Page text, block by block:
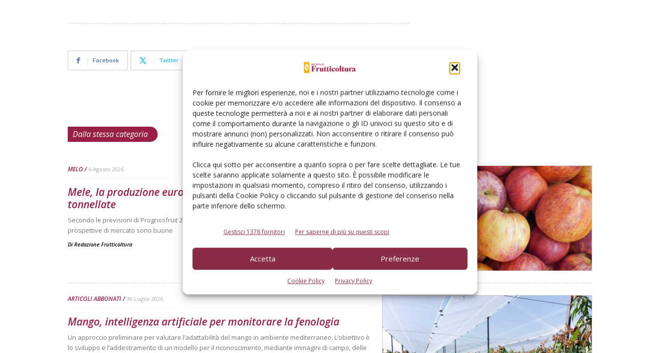
Per fornire le migliori esperienze, noi e i nostri partner utilizziamo tecnologie come i
cookie per memorizzare e/o accedere alle informazioni del dispositivo. Il consenso a
queste tecnologie permetterà a noi e ai nostri partner di elaborare dati personali
come il comportamento durante la navigazione o gli ID univoci su questo sito e di
mostrare annunci (non) personalizzati. Non acconsentire o ritirare il consenso può
influire negativamente su alcune caratteristiche e funzioni.
Clicca qui sotto per acconsentire a quanto sopra o per fare scelte dettagliate. Le tue
scelte saranno applicate solamente a questo sito. È possibile modificare le
impostazioni in qualsiasi momento, compreso il ritiro del consenso, utilizzando i
pulsanti della Cookie Policy o cliccando sul pulsante di gestione del consenso nella
parte inferiore dello schermo.
Gestisci 1378 fornitori Per saperne di più su questi scopi
Accetta Preferenze
Cookie Policy Privacy Policy
Facebook Twitter Pinterest
Dalla stessa categoria
MELO 6 Agosto 2026
Mele, la produzione europea scenderà sotto i 10 milioni di
tonnellate
Secondo le previsioni di Prognosfruit 2026, pesano nel bilancio gli eventi climatici estremi. Ma le
prospettive di mercato sono buone
Di Redazione Frutticoltura
ARTICOLI ABBONATI 30 Luglio 2026
Mango, intelligenza artificiale per monitorare la fenologia
Un approccio preliminare per valutare l’adattabilità del mango in ambiente mediterraneo. L’obiettivo è
lo sviluppo e l’addestramento di un modello per il riconoscimento, mediante immagini di campo, delle